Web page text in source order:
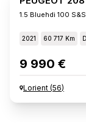
1.5 Bluehdi 100
2021 60 717 Km
9 990 €
Lorient (56)